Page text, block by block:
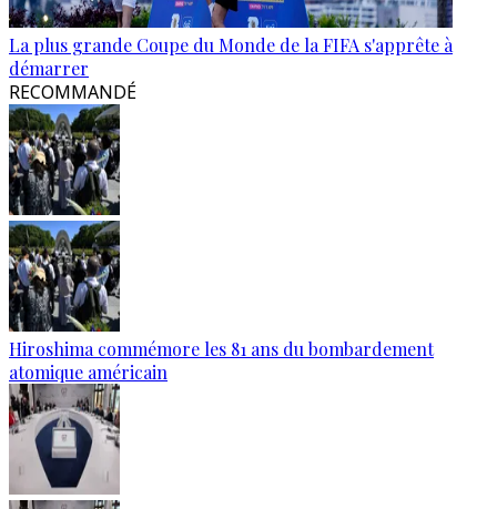
La plus grande Coupe du Monde de la FIFA s'apprête à
démarrer
RECOMMANDÉ
Hiroshima commémore les 81 ans du bombardement
atomique américain